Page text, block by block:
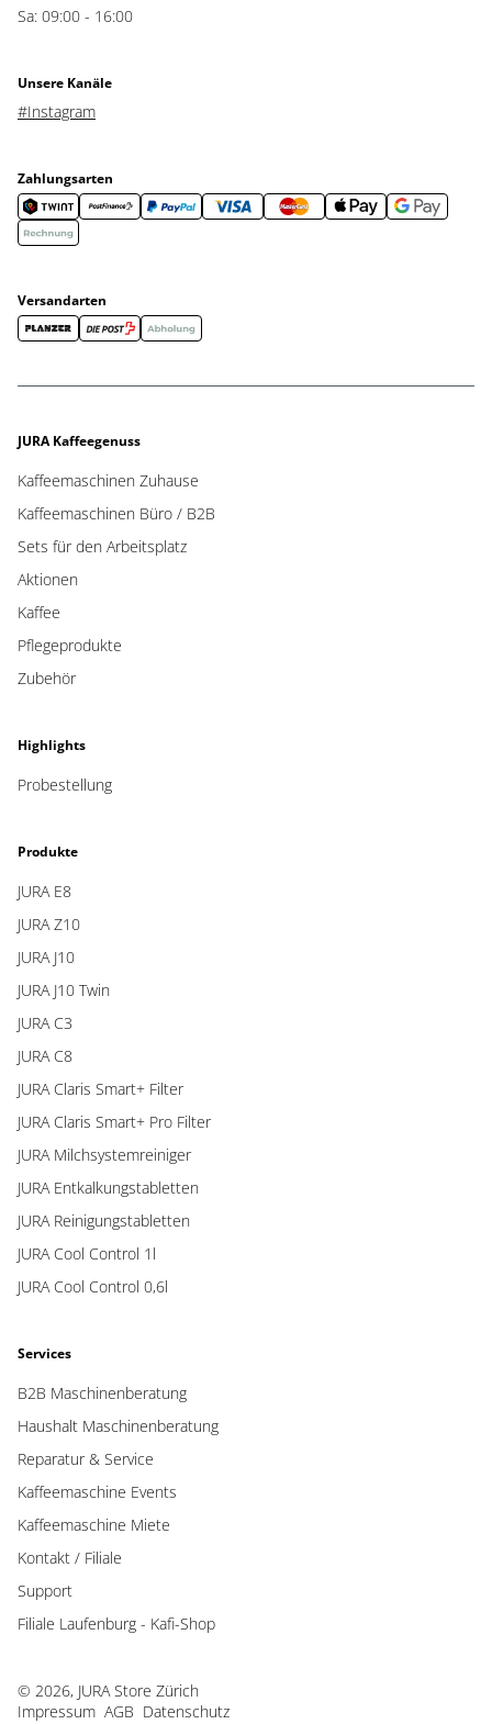
Sa: 09:00 - 16:00
Unsere Kanäle
#Instagram
Zahlungsarten
Versandarten
JURA Kaffeegenuss
Kaffeemaschinen Zuhause
Kaffeemaschinen Büro / B2B
Sets für den Arbeitsplatz
Aktionen
Kaffee
Pflegeprodukte
Zubehör
Highlights
Probestellung
Produkte
JURA E8
JURA Z10
JURA J10
JURA J10 Twin
JURA C3
JURA C8
JURA Claris Smart+ Filter
JURA Claris Smart+ Pro Filter
JURA Milchsystemreiniger
JURA Entkalkungstabletten
JURA Reinigungstabletten
JURA Cool Control 1l
JURA Cool Control 0,6l
Services
B2B Maschinenberatung
Haushalt Maschinenberatung
Reparatur & Service
Kaffeemaschine Events
Kaffeemaschine Miete
Kontakt / Filiale
Support
Filiale Laufenburg - Kafi-Shop
© 2026, JURA Store Zürich
Impressum AGB Datenschutz